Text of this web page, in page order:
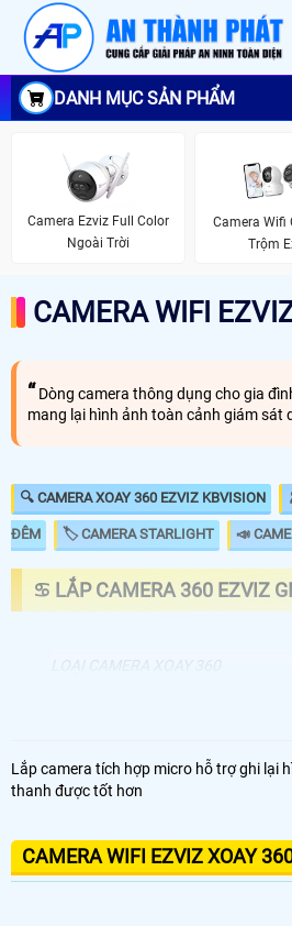
DANH MỤC SẢN PHẨM
Camera Ezviz Full Color
Ngoài Trời
Camera Wifi
Trộm
CAMERA WIFI
Dòng camera thông dụng cho gia
mang lại hình ảnh toàn cảnh giám sát
🔍 CAMERA XOAY 360 EZVIZ KBVISION
ĐÊM 🏷 CAMERA STARLIGHT 📣
♋ LẮP CAMERA 360 EZVIZ
🌀 Lắp Camera Xoay 360 Ezviz
🔭 Lắp Camera Xoay 360 Ezviz
Lắp camera tích hợp micro hỗ trợ ghi lại
thanh được tốt hơn
CAMERA WIFI EZVIZ XOAY